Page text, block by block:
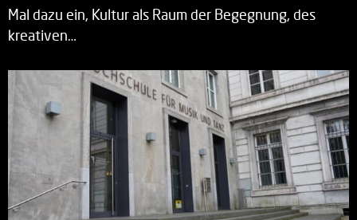
Mal dazu ein, Kultur als Raum der Begegnung, des
kreativen…